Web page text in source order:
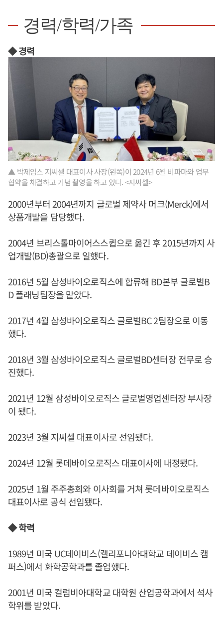
경력/학력/가족
◆ 경력
▲ 박제임스 지씨셀 대표이사 사장(왼쪽)이 2024년 6월 비파마와 업무
협약을 체결하고 기념 촬영을 하고 있다. <지씨셀>
2000년부터 2004년까지 글로벌 제약사 머크(Merck)에서
상품개발을 담당했다.
2004년 브리스톨마이어스스큅으로 옮긴 후 2015년까지 사
업개발(BD)총괄으로 일했다.
2016년 5월 삼성바이오로직스에 합류해 BD본부 글로벌B
D 플래닝팀장을 맡았다.
2017년 4월 삼성바이오로직스 글로벌BC 2팀장으로 이동
했다.
2018년 3월 삼성바이오로직스 글로벌BD센터장 전무로 승
진했다.
2021년 12월 삼성바이오로직스 글로벌영업센터장 부사장
이 됐다.
2023년 3월 지씨셀 대표이사로 선임됐다.
2024년 12월 롯데바이오로직스 대표이사에 내정됐다.
2025년 1월 주주총회와 이사회를 거쳐 롯데바이오로직스
대표이사로 공식 선임됐다.
◆ 학력
1989년 미국 UC데이비스(캘리포니아대학교 데이비스 캠
퍼스)에서 화학공학과를 졸업했다.
2001년 미국 컬럼비아대학교 대학원 산업공학과에서 석사
학위를 받았다.